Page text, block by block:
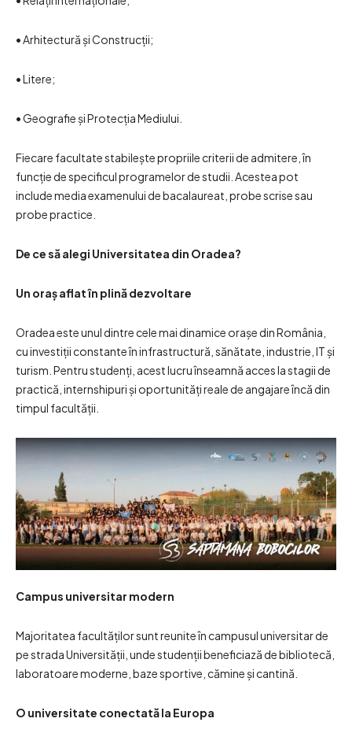
• Arhitectură și Construcții;
• Litere;
• Geografie și Protecția Mediului.
Fiecare facultate stabilește propriile criterii de admitere, în
funcție de specificul programelor de studii. Acestea pot
include media examenului de bacalaureat, probe scrise sau
probe practice.
De ce să alegi Universitatea din Oradea?
Un oraș aflat în plină dezvoltare
Oradea este unul dintre cele mai dinamice orașe din România,
cu investiții constante în infrastructură, sănătate, industrie, IT și
turism. Pentru studenți, acest lucru înseamnă acces la stagii de
practică, internshipuri și oportunități reale de angajare încă din
timpul facultății.
Campus universitar modern
Majoritatea facultăților sunt reunite în campusul universitar de
pe strada Universității, unde studenții beneficiază de bibliotecă,
laboratoare moderne, baze sportive, cămine și cantină.
O universitate conectată la Europa